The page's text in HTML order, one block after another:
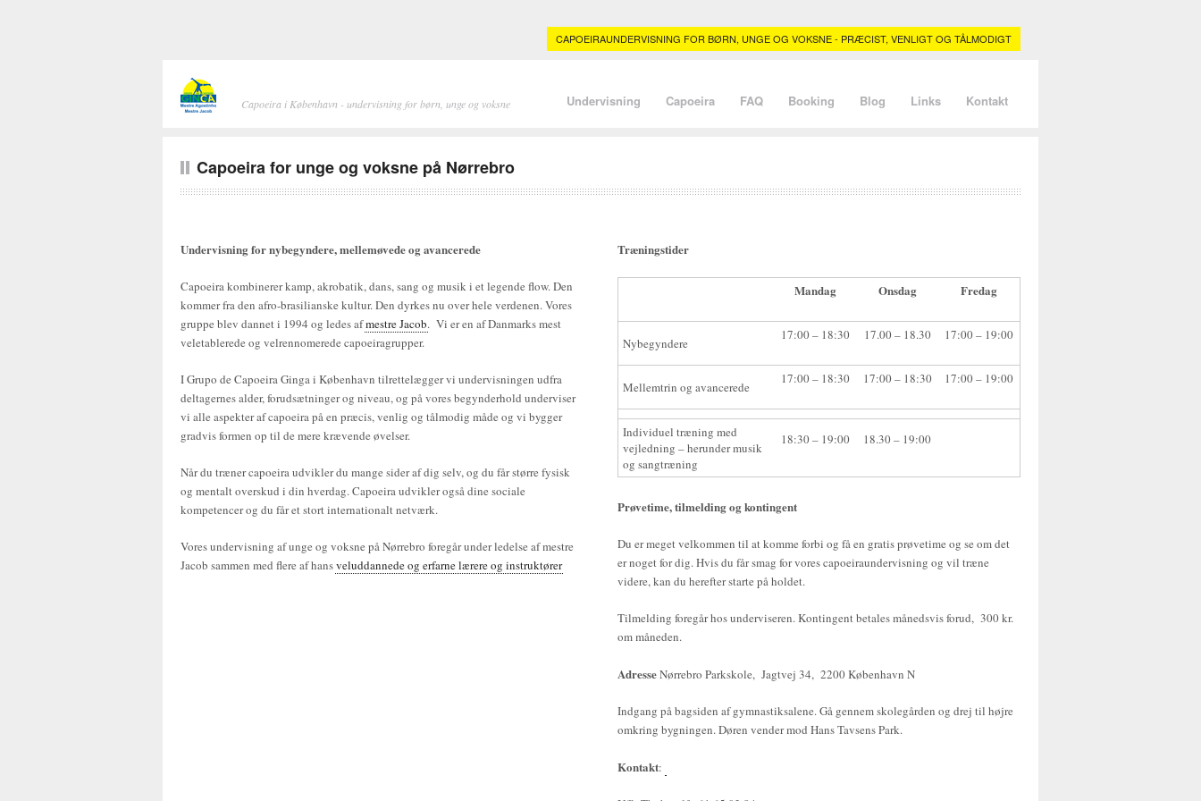
CAPOEIRAUNDERVISNING FOR BØRN, UNGE OG VOKSNE - PRÆCIST, VENLIGT OG TÅLMODIGT
Capoeira i København - undervisning for børn, unge og voksne Undervisning Capoeira FAQ Booking Blog Links Kontakt
Capoeira for unge og voksne på Nørrebro
Undervisning for nybegyndere, mellemøvede og avancerede
Capoeira kombinerer kamp, akrobatik, dans, sang og musik i et legende flow. Den
kommer fra den afro-brasilianske kultur. Den dyrkes nu over hele verdenen. Vores
gruppe blev dannet i 1994 og ledes afmestre Jacob. Vi er en af Danmarks mest
veletablerede og velrennomerede capoeiragrupper.
I Grupo de Capoeira Ginga i København tilrettelægger vi undervisningen udfra
deltagernes alder, forudsætninger og niveau, og på vores begynderhold underviser
vi alle aspekter af capoeira på en præcis, venlig og tålmodig måde og vi bygger
gradvis formen op til de mere krævende øvelser.
Når du træner capoeira udvikler du mange sider af dig selv, og du får større fysisk
og mentalt overskud i din hverdag. Capoeira udvikler også dine sociale
kompetencer og du får et stort internationalt netværk.
Vores undervisning af unge og voksne på Nørrebro foregår under ledelse af mestre
Jacob sammen med flere af hansveluddannede og erfarne lærere og instruktører
Træningstider
Mandag Onsdag Fredag
Nybegyndere
17:00 – 18:30 17.00 – 18.30 17:00 – 19:00
Mellemtrin og avancerede
17:00 – 18:30 17:00 – 18:30 17:00 – 19:00
Individuel træning med
vejledning – herunder musik
og sangtræning
18:30 – 19:00 18.30 – 19:00
Prøvetime, tilmelding og kontingent
Du er meget velkommen til at komme forbi og få en gratis prøvetime og se om det
er noget for dig. Hvis du får smag for vores capoeiraundervisning og vil træne
videre, kan du herefter starte på holdet.
Tilmelding foregår hos underviseren. Kontingent betales månedsvis forud, 300 kr.
om måneden.
AdresseNørrebro Parkskole, Jagtvej 34, 2200 København N
Indgang på bagsiden af gymnastiksalene. Gå gennem skolegården og drej til højre
omkring bygningen. Døren vender mod Hans Tavsens Park.
Kontakt: